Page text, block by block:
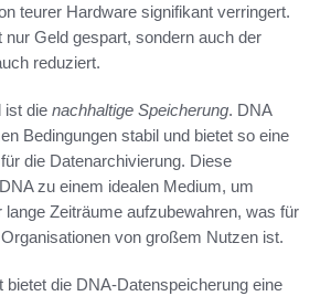
teurer Hardware signifikant verringert.
nur Geld gespart, sondern auch der
reduziert.
ist die nachhaltige Speicherung. DNA
Bedingungen stabil und bietet so eine
die Datenarchivierung. Diese
zu einem idealen Medium, um
lange Zeiträume aufzubewahren, was für
von großem Nutzen ist.
die DNA-Datenspeicherung eine